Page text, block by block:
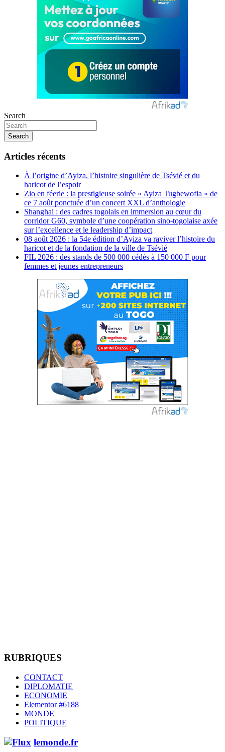
Search
Search
Articles récents
À l’origine d’Ayiza, l’histoire singulière de Tsévié et du
haricot de l’espoir
Zio en féerie : la prestigieuse soirée « Ayiza Tugbewofia » de
ce 7 août ponctuée d’un concert XXL d’anthologie
Shanghai : des cadres togolais en immersion au cœur du
corridor G60, symbole d’une coopération sino-togolaise axée
sur l’excellence et le leadership d’impact
08 août 2026 : la 54e édition d’Ayiza va raviver l’histoire du
haricot et de la fondation de la ville de Tsévié
FIL 2026 : des stands de 500 000 cédés à 150 000 F pour
femmes et jeunes entrepreneurs
RUBRIQUES
CONTACT
DIPLOMATIE
ECONOMIE
Elementor #6188
MONDE
POLITIQUE
lemonde.fr